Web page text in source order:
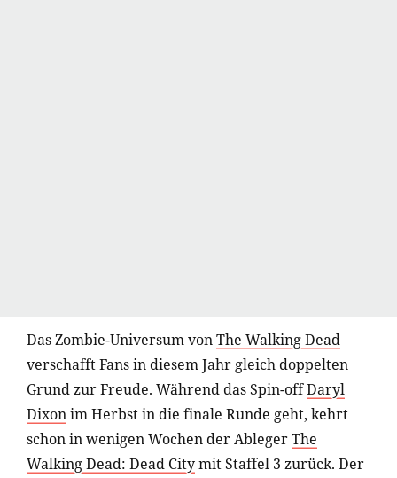
Das Zombie-Universum vonThe Walking Dead
verschafft Fans in diesem Jahr gleich doppelten
Grund zur Freude. Während das Spin-offDaryl
Dixonim Herbst in die finale Runde geht, kehrt
schon in wenigen Wochen der AblegerThe
Walking Dead: Dead Citymit Staffel 3 zurück. Der